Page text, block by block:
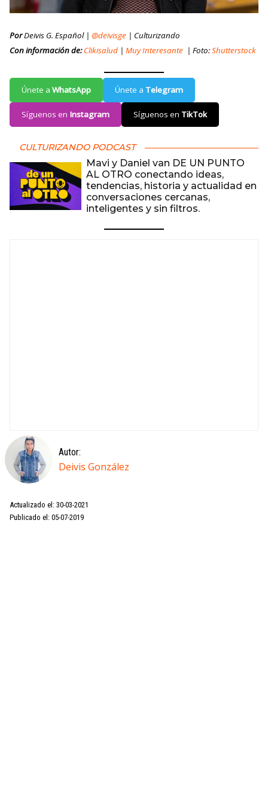
PorDeivis G. Español | @deivisge | Culturizando
Con información de:Clikisalud | Muy Interesante | Foto:Shutterstock
Únete a WhatsApp Únete a Telegram
Síguenos en Instagram Síguenos en TikTok
CULTURIZANDO PODCAST
Mavi y Daniel van DE UN PUNTO
AL OTRO conectando ideas,
tendencias, historia y actualidad en
conversaciones cercanas,
inteligentes y sin filtros.
Autor:
Deivis González
Actualizado el: 30-03-2021
Publicado el: 05-07-2019